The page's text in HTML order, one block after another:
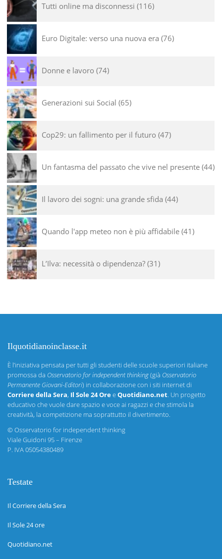
Tutti online ma disconnessi 116
Euro Digitale: verso una nuova era 76
Donne e lavoro 74
Generazioni sui Social 65
Cop29: un fallimento per il futuro 47
Un fantasma del passato che vive nel presente 44
Il lavoro dei sogni: una grande sfida 44
Quando l'app meteo non è più affidabile 41
L’Ilva: necessità o dipendenza? 31
Ilquotidianoinclasse.it
È l’iniziativa pensata per tutti gli studenti delle scuole superiori italiane
promossa da Osservatorio for independent thinking(già Osservatorio
Permanente Giovani-Editori) in collaborazione con i siti internet di
Corriere della Sera, Il Sole 24 OreeQuotidiano.net. Un progetto
educativo che vuole dare spazio e voce ai ragazzi e che stimola la
creatività, la competizione ma soprattutto il divertimento.
©Osservatorio for independent thinking
Viale Guidoni 95 – Firenze
P. IVA 05054380489
Testate
Il Corriere della Sera
Il Sole 24 ore
Quotidiano.net